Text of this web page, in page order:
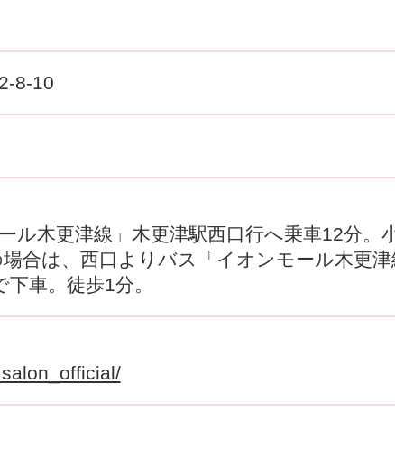
8-10
ル木更津線」木更津駅西口行へ乗車12分。
合は、西口よりバス「イオンモール木更津
車。徒歩1分。